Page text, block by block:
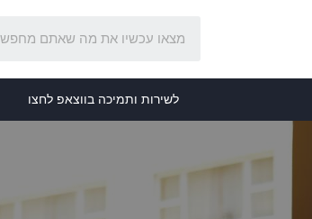
לשירות ותמיכה בווצאפ לחצו